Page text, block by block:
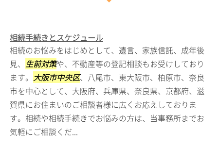
相続手続きとスケジュール
相続のお悩みをはじめとして、遺言、家族信託、成年後
見、 生前対策や、不動産等の登記相談もお受けしており
ます。 大阪市中央区、八尾市、東大阪市、柏原市、奈良
市を中心として、大阪府、兵庫県、奈良県、京都府、滋
賀県にお住まいのご相談者様に広くお応えしておりま
す。相続や相続手続きでお悩みの方は、当事務所までお
気軽にご相談くだ...